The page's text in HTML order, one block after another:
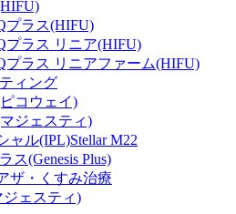
プラス(HIFU)
プラス リニア(HIFU)
プラス リニアファーム(HIFU)
ィング
コウェイ)
ジェスティ)
ャル(IPL)Stellar M22
ス(Genesis Plus)
ザ・くすみ治療
ェスティ)